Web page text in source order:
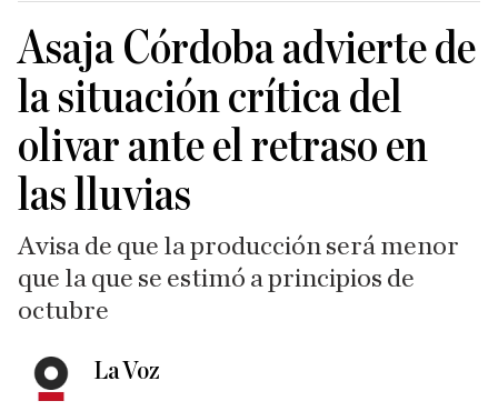
Asaja Córdoba advierte de
la situación crítica del
olivar ante el retraso en
las lluvias
Avisa de que la producción será menor
que la que se estimó a principios de
octubre
La Voz